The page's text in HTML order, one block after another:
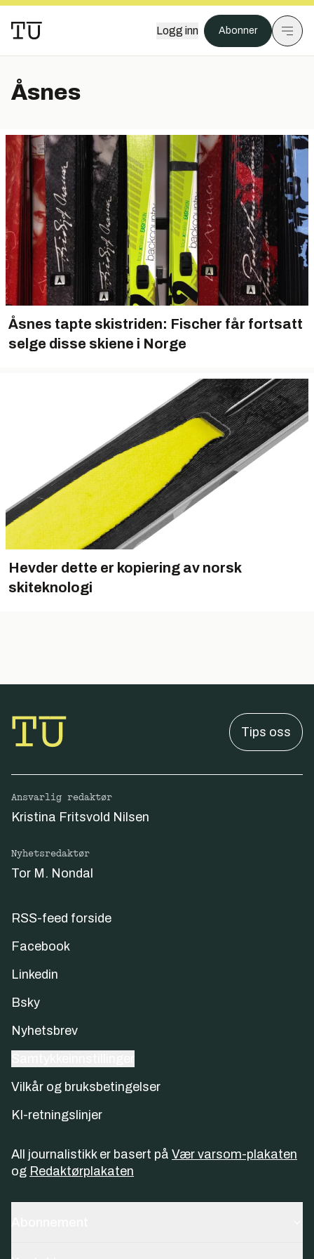
Logg inn Abonner
Åsnes
Åsnes tapte skistriden: Fischer får fortsatt
selge disse skiene i Norge
Hevder dette er kopiering av norsk
skiteknologi
Tips oss
Ansvarlig redaktør
Kristina Fritsvold Nilsen
Nyhetsredaktør
Tor M. Nondal
RSS-feed forside
Facebook
Linkedin
Bsky
Nyhetsbrev
Vilkår og bruksbetingelser
KI-retningslinjer
All journalistikk er basert på Vær varsom-plakaten
og Redaktørplakaten